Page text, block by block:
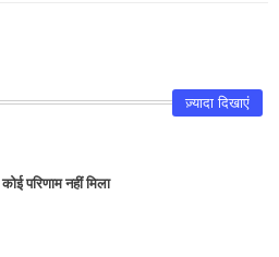
ज़्यादा दिखाएं
कोई परिणाम नहीं मिला